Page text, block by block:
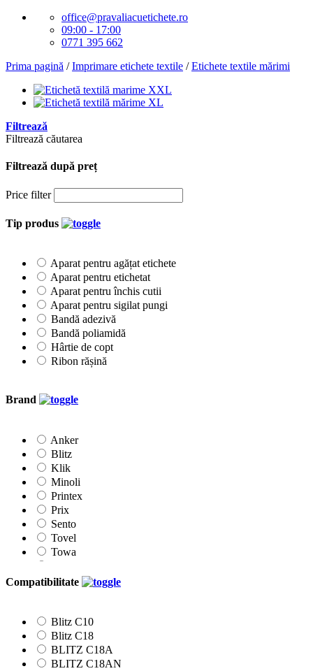
office@pravaliacuetichete.ro
09:00 - 17:00
0771 395 662
Prima pagină / Imprimare etichete textile / Etichete textile mărimi
Filtrează
Filtrează căutarea
Filtrează după preț
Price filter
Tip produs
Aparat pentru agățat etichete
Aparat pentru etichetat
Aparat pentru închis cutii
Aparat pentru sigilat pungi
Bandă adezivă
Bandă poliamidă
Hârtie de copt
Ribon rășină
Brand
Anker
Blitz
Klik
Minoli
Printex
Prix
Sento
Tovel
Towa
Compatibilitate
Blitz C10
Blitz C18
BLITZ C18A
BLITZ C18AN